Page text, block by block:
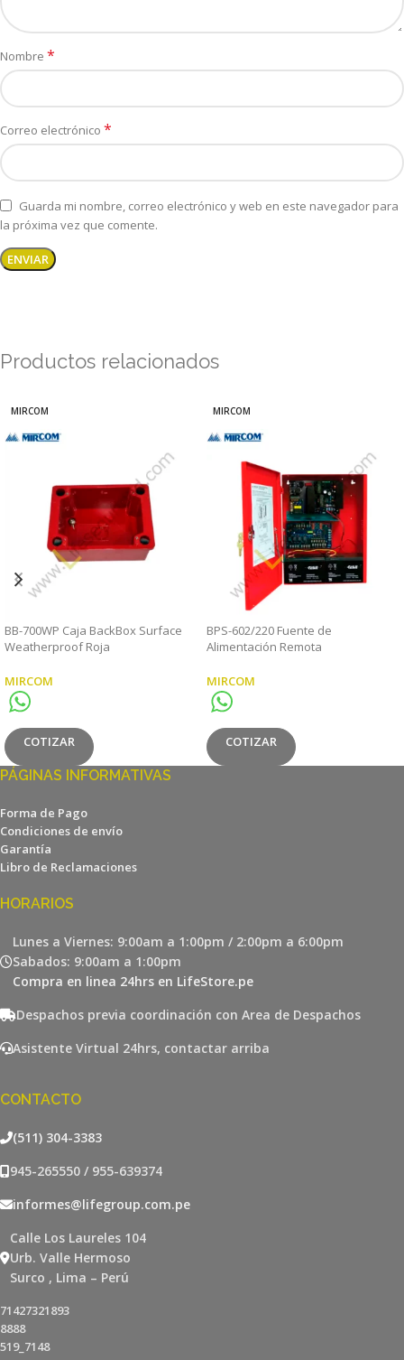
Nombre *
Correo electrónico *
Guarda mi nombre, correo electrónico y web en este navegador para
la próxima vez que comente.
Productos relacionados
MIRCOM
BB-700WP Caja BackBox Surface
Weatherproof Roja
MIRCOM
COTIZAR
MIRCOM
BPS-602/220 Fuente de
Alimentación Remota
MIRCOM
COTIZAR
PÁGINAS INFORMATIVAS
Forma de Pago
Condiciones de envío
Garantía
Libro de Reclamaciones
HORARIOS
Lunes a Viernes: 9:00am a 1:00pm / 2:00pm a 6:00pm
Sabados: 9:00am a 1:00pm
Compra en linea 24hrs en LifeStore.pe
Despachos previa coordinación con Area de Despachos
Asistente Virtual 24hrs, contactar arriba
CONTACTO
(511) 304-3383
945-265550 / 955-639374
informes@lifegroup.com.pe
Calle Los Laureles 104
Urb. Valle Hermoso
Surco , Lima – Perú
71427321893
8888
519_7148